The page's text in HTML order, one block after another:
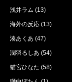
浅井ラム (13)
海外の反応 (13)
湊あくあ (47)
潤羽るしあ (54)
猫宮ひなた (58)